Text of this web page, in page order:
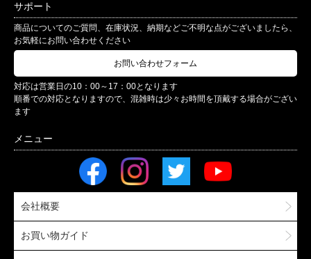
サポート
商品についてのご質問、在庫状況、納期などご不明な点がございましたら、
お気軽にお問い合わせください
お問い合わせフォーム
対応は営業日の10：00～17：00となります
順番での対応となりますので、混雑時は少々お時間を頂戴する場合がござい
ます
会社概要
お買い物ガイド